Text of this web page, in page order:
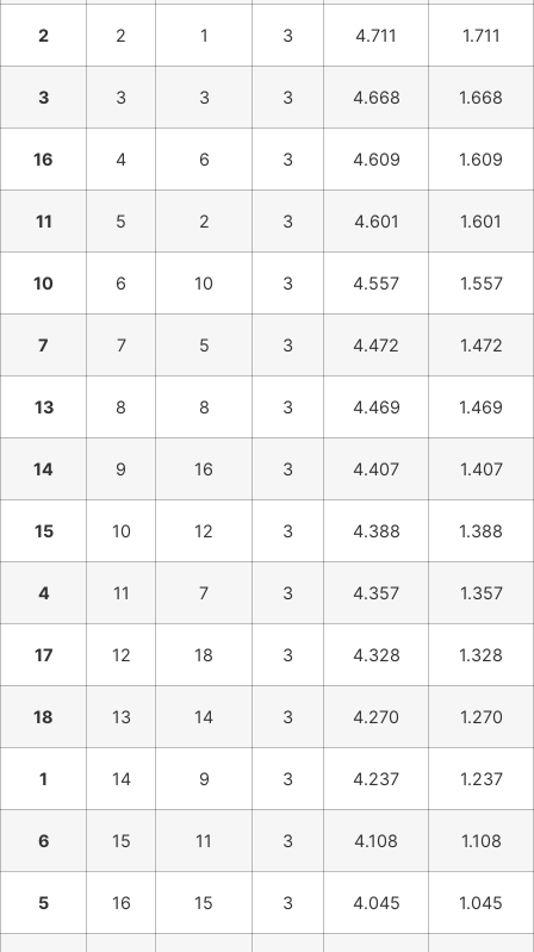
2 2 1 3 4.711 1.711
3 3 3 3 4.668 1.668
16 4 6 3 4.609 1.609
11 5 2 3 4.601 1.601
10 6 10 3 4.557 1.557
7 7 5 3 4.472 1.472
13 8 8 3 4.469 1.469
14 9 16 3 4.407 1.407
15 10 12 3 4.388 1.388
4 11 7 3 4.357 1.357
17 12 18 3 4.328 1.328
18 13 14 3 4.270 1.270
1 14 9 3 4.237 1.237
6 15 11 3 4.108 1.108
5 16 15 3 4.045 1.045